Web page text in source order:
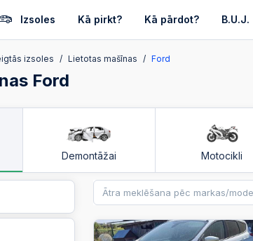
Izsoles Kā pirkt? Kā pārdot? B.U.J.
izsoles Lietotas mašīnas Ford
Ford
Demontāžai Motocikli